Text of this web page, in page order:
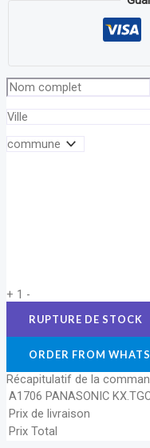
+ 1 -
ORDER FROM
Récapitulatif de la
A1706 PANASONIC
Prix de livraison
Prix Total